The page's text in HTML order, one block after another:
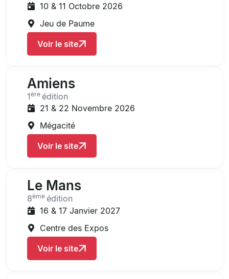
10 & 11 Octobre 2026
Jeu de Paume
Voir le site
Amiens
1ère édition
21 & 22 Novembre 2026
Mégacité
Voir le site
Le Mans
8ème édition
16 & 17 Janvier 2027
Centre des Expos
Voir le site